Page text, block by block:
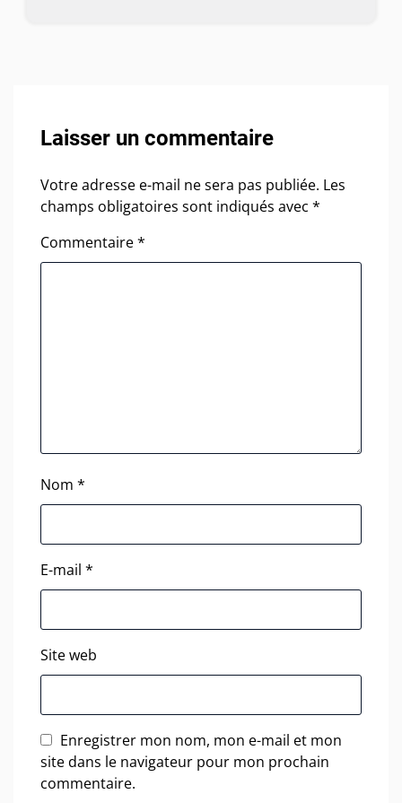
Laisser un commentaire
Votre adresse e-mail ne sera pas publiée. Les
champs obligatoires sont indiqués avec *
Commentaire*
Nom *
E-mail *
Site web
Enregistrer mon nom, mon e-mail et mon
site dans le navigateur pour mon prochain
commentaire.